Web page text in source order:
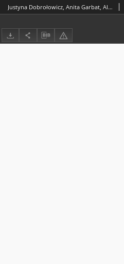
Justyna Dobrołowicz, Anita Garbat, Aleksandra Pak, Macierzyństwo i ojcostwo w warunkach zmiany społeczno-kulturowej. Od wyobrażeń do rzeczywistości, Wydawnictwo Uniwersytetu Jana Kochanowskiego w Kielcach, Kielce 2018